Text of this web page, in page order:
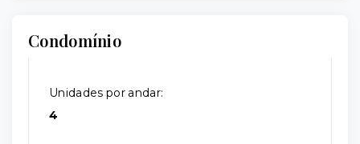
Condomínio
Unidades por andar:
4